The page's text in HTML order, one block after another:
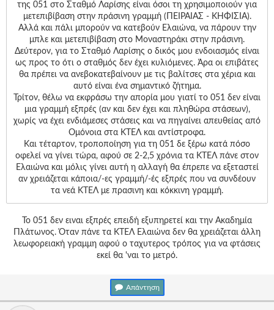
της 051 στο Σταθμό Λαρίσης είναι όσοι τη χρησιμοποιούν για
μετεπιβίβαση στην πράσινη γραμμή (ΠΕΙΡΑΙΑΣ - ΚΗΦΙΣΙΑ).
Αλλά και πάλι μπορούν να κατεβούν Ελαιώνα, να πάρουν την
μπλε και μετεπιβίβαση στο Μοναστηράκι στην πράσινη.
Δεύτερον, για το Σταθμό Λαρίσης ο δικός μου ενδοιασμός είναι
ως προς το ότι ο σταθμός δεν έχει κυλιόμενες. Άρα οι επιβάτες
θα πρέπει να ανεβοκατεβαίνουν με τις βαλίτσες στα χέρια και
αυτό είναι ένα σημαντικό ζήτημα.
Τρίτον, θέλω να εκφράσω την απορία μου γιατί το 051 δεν είναι
μια γραμμή εξπρές (αν και δεν έχει και πληθώρα στάσεων),
χωρίς να έχει ενδιάμεσες στάσεις και να πηγαίνει απευθείας από
Ομόνοια στα ΚΤΕΛ και αντίστροφα.
Και τέταρτον, τροποποίηση για τη 051 δε ξέρω κατά πόσο
οφελεί να γίνει τώρα, αφού σε 2-2,5 χρόνια τα ΚΤΕΛ πάνε στον
Ελαιώνα και μόλις γίνει αυτή η αλλαγή θα έπρεπε να εξεταστεί
αν χρειάζεται κάποια/-ες γραμμή/-ές εξπρές που να συνδέουν
τα νεά ΚΤΕΛ με πρασινη και κόκκινη γραμμή.
Το 051 δεν ειναι εξπρές επειδή εξυπηρετεί και την Ακαδημία
Πλάτωνος. Όταν πάνε τα ΚΤΕΛ Ελαιώνα δεν θα χρειάζεται άλλη
λεωφορειακή γραμμη αφού ο ταχυτερος τρόπος για να φτάσεις
εκεί θα 'ναι το μετρό.
Απάντηση